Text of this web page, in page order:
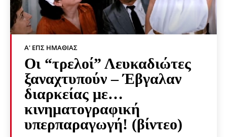
Α' ΕΠΣ ΗΜΑΘΊΑΣ
Οι “τρελοί” Λευκαδιώτες
ξαναχτυπούν – Έβγαλαν
διαρκείας με…
κινηματογραφική
υπερπαραγωγή! (βίντεο)